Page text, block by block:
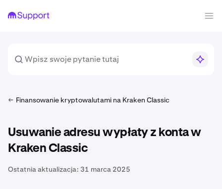
Finansowanie kryptowalutami na Kraken Classic
Usuwanie adresu wypłaty z konta w
Kraken Classic
Ostatnia aktualizacja: 31 marca 2025